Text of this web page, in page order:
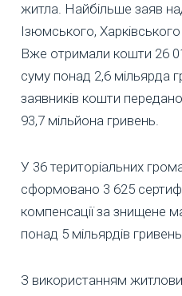
житла. Найбільше заяв
Ізюмського,
Вже отримали кошти 26
суму понад 2,6 мільярда
заявників кошти
93,7 мільйона гривень.
У 36 територіальних
сформовано 3 625
компенсації за знищене
понад 5 мільярдів
З використанням